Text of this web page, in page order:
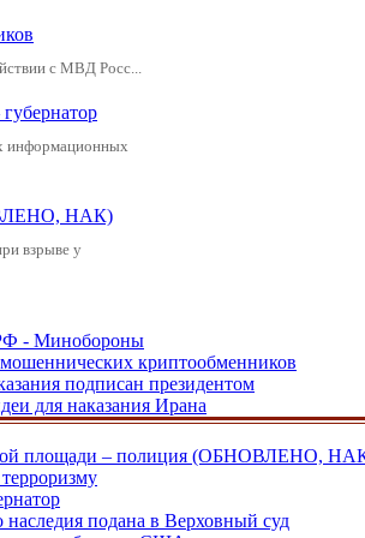
с МВД Росс...
информационных
НАК)
взрыве у
РФ - Минобороны
криптообменников
подписан президентом
для наказания Ирана
площади – полиция (ОБНОВЛЕНО,
наследия подана в Верховный суд